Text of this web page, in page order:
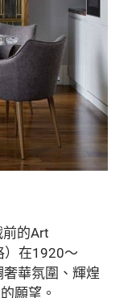
的Art
）在1920～
華氛圍、輝煌
願望。